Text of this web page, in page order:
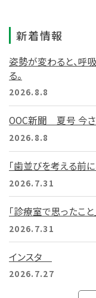
新着情報
姿勢が変わると、呼
る。
2026.8.8
OOC新聞 夏号 今さ
2026.8.8
「歯並びを考える前に
2026.7.31
「診療室で思ったこと
2026.7.31
インスタ
2026.7.27